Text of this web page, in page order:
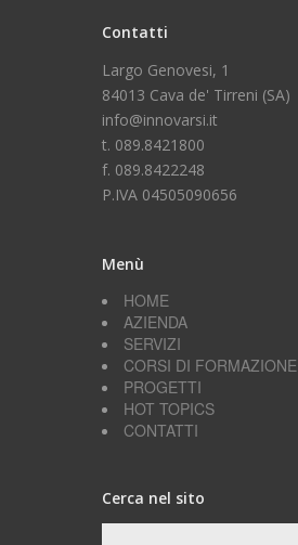
Contatti
Largo Genovesi, 1
84013 Cava de' Tirreni (SA)
info@innovarsi.it
t. 089.8421800
f. 089.8422248
P.IVA 04505090656
Menù
HOME
AZIENDA
SERVIZI
CORSI DI FORMAZIONE
PROGETTI
HOT TOPICS
CONTATTI
Cerca nel sito